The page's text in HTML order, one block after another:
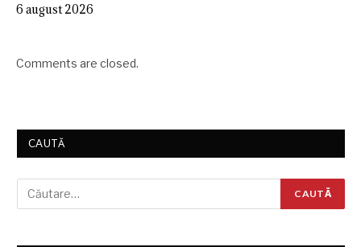
6 august 2026
Comments are closed.
CAUTĂ